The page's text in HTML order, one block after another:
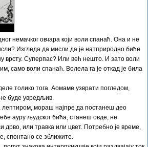
немачког овчара који воли спанаћ. Она и не
Изгледа да мисли да је натприродно биће
врсту. Суперпас? Или већ нешто. И зато воли
само воли спанаћ. Волела га је откад је била
толико тога. Аомаме узврати погледом,
буде увредљив.
лептиром, мораш најпре да постанеш део
ауру људског бића, станеш овде, не
или травка или цвет. Потребно је време,
спонтано се зближите.